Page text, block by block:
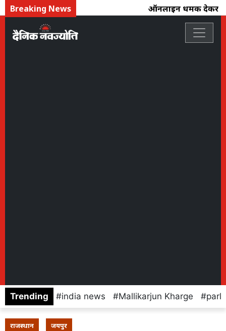
Breaking News ऑनलाइन धमकी देकर 4
Trending india news Mallikarjun Kharge
राजस्थान जयपुर